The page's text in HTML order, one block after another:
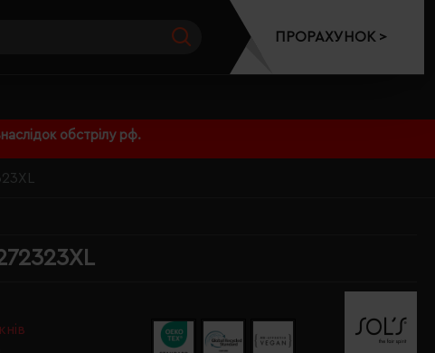
обстрілу рф.
ПРОРАХУНОК >